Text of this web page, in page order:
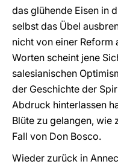
das glühende Eisen in
selbst das Übel
nicht von einer Reform
Worten scheint jene
salesianischen
der Geschichte der
Abdruck hinterlassen
Blüte zu gelangen, wie
Fall von Don Bosco.
Wieder zurück in